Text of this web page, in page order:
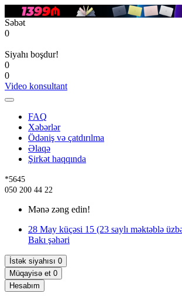
Səbət
0
Siyahı boşdur!
0
0
Video konsultant
FAQ
Xəbərlər
Ödəniş və çatdırılma
Əlaqə
Şirkət haqqında
*5645
050 200 44 22
Mənə zəng edin!
28 May küçəsi 15 (23 saylı məktəblə
Bakı şəhəri
İstək siyahısı 0
Müqayisə et 0
Hesabım